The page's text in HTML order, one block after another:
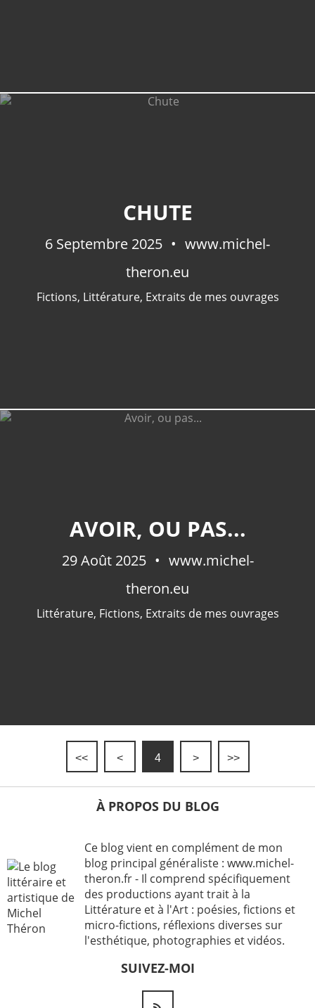
CHUTE
6 Septembre 2025
www.michel-
theron.eu
Fictions, Littérature, Extraits de mes ouvrages
AVOIR, OU PAS...
29 Août 2025
www.michel-
theron.eu
Littérature, Fictions, Extraits de mes ouvrages
<< < 4 > >>
À PROPOS DU BLOG
Ce blog vient en complément de mon
blog principal généraliste : www.michel-
theron.fr - Il comprend spécifiquement
des productions ayant trait à la
Littérature et à l'Art : poésies, fictions et
micro-fictions, réflexions diverses sur
l'esthétique, photographies et vidéos.
SUIVEZ-MOI